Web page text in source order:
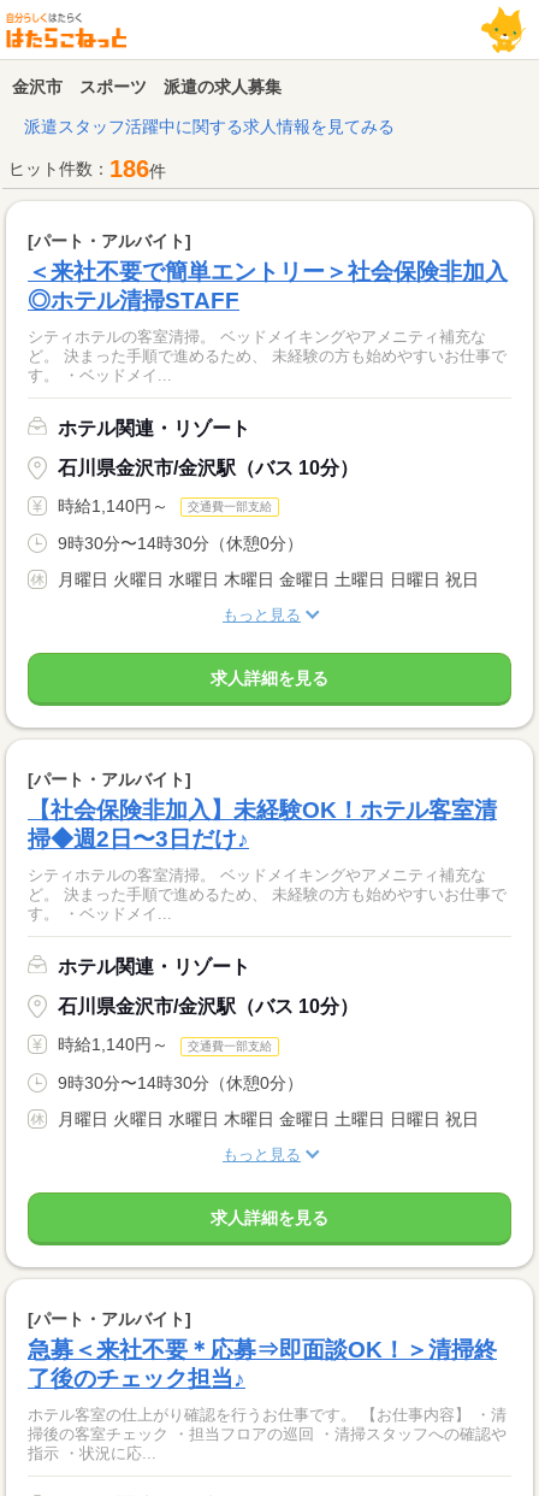
金沢市 スポーツ 派遣の求人募集
派遣スタッフ活躍中に関する求人情報を見てみる
ヒット件数： 186件
[パート・アルバイト]
＜来社不要で簡単エントリー＞社会保険非加入
◎ホテル清掃STAFF
シティホテルの客室清掃。 ベッドメイキングやアメニティ補充な
ど。 決まった手順で進めるため、 未経験の方も始めやすいお仕事で
す。 ・ベッドメイ...
ホテル関連・リゾート
石川県金沢市/金沢駅（バス 10分）
時給1,140円～ 交通費一部支給
9時30分〜14時30分（休憩0分）
月曜日 火曜日 水曜日 木曜日 金曜日 土曜日 日曜日 祝日
もっと見る
求人詳細を見る
[パート・アルバイト]
【社会保険非加入】未経験OK！ホテル客室清
掃◆週2日〜3日だけ♪
シティホテルの客室清掃。 ベッドメイキングやアメニティ補充な
ど。 決まった手順で進めるため、 未経験の方も始めやすいお仕事で
す。 ・ベッドメイ...
ホテル関連・リゾート
石川県金沢市/金沢駅（バス 10分）
時給1,140円～ 交通費一部支給
9時30分〜14時30分（休憩0分）
月曜日 火曜日 水曜日 木曜日 金曜日 土曜日 日曜日 祝日
もっと見る
求人詳細を見る
[パート・アルバイト]
急募＜来社不要＊応募⇒即面談OK！＞清掃終
了後のチェック担当♪
ホテル客室の仕上がり確認を行うお仕事です。 【お仕事内容】 ・清
掃後の客室チェック ・担当フロアの巡回 ・清掃スタッフへの確認や
指示 ・状況に応...